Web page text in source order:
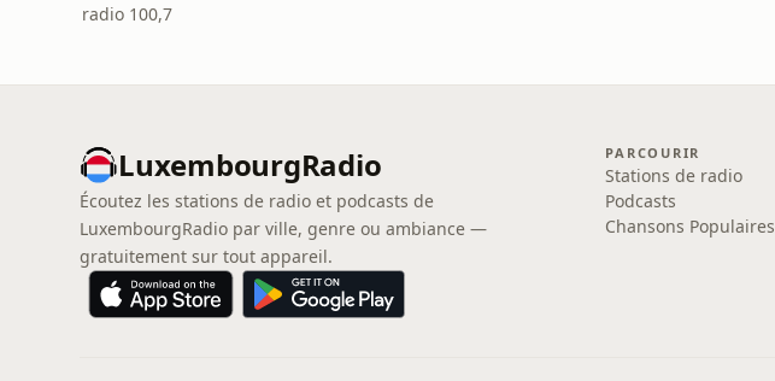
radio 100,7
LuxembourgRadio
Écoutez les stations de radio et podcasts de
LuxembourgRadio par ville, genre ou ambiance —
gratuitement sur tout appareil.
PARCOURIR
Stations de radio
Podcasts
Chansons Populaires